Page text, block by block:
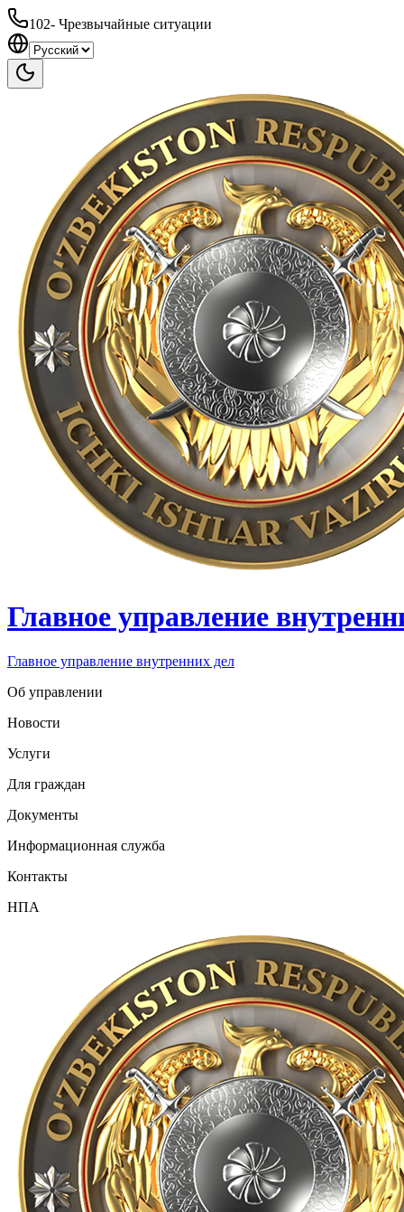
102- Чрезвычайные ситуации
Главное управление
Главное управление внутренних дел
Об управлении
Новости
Услуги
Для граждан
Документы
Информационная служба
Контакты
НПА